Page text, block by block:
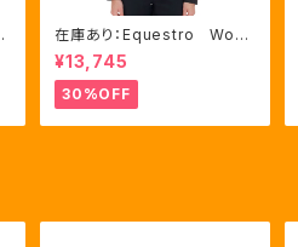
在庫あり：Equestro Wom
en's インターロックフロン
トジップ フーディ ピンク・
ブルー2色（ETW00046）
¥13,745
30%OFF